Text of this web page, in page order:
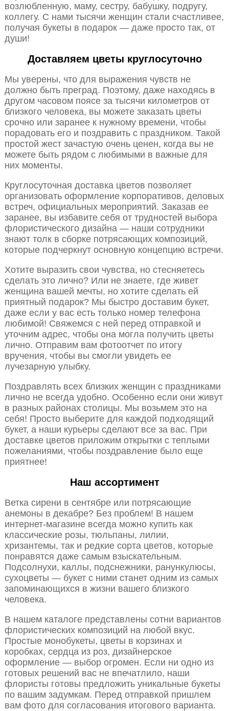
возлюбленную, маму, сестру, бабушку, подругу,
коллегу. С нами тысячи женщин стали счастливее,
получая букеты в подарок — даже просто так, от
души!
Доставляем цветы круглосуточно
Мы уверены, что для выражения чувств не
должно быть преград. Поэтому, даже находясь в
другом часовом поясе за тысячи километров от
близкого человека, вы можете заказать цветы
срочно или заранее к нужному времени, чтобы
порадовать его и поздравить с праздником. Такой
простой жест зачастую очень ценен, когда вы не
можете быть рядом с любимыми в важные для
них моменты.
Круглосуточная доставка цветов позволяет
организовать оформление корпоративов, деловых
встреч, официальных мероприятий. Заказав ее
заранее, вы избавите себя от трудностей выбора
флористического дизайна — наши сотрудники
знают толк в сборке потрясающих композиций,
которые подчеркнут основную концепцию встречи.
Хотите выразить свои чувства, но стесняетесь
сделать это лично? Или не знаете, где живет
женщина вашей мечты, но хотите сделать ей
приятный подарок? Мы быстро доставим букет,
даже если у вас есть только номер телефона
любимой! Свяжемся с ней перед отправкой и
уточним адрес, чтобы она могла получить цветы
лично. Отправим вам фотоотчет по итогу
вручения, чтобы вы смогли увидеть ее
лучезарную улыбку.
Поздравлять всех близких женщин с праздниками
лично не всегда удобно. Особенно если они живут
в разных районах столицы. Мы возьмем это на
себя! Просто выберите для каждой подходящий
букет, а наши курьеры сделают все за вас. При
доставке цветов приложим открытки с теплыми
пожеланиями, чтобы поздравление было еще
приятнее!
Наш ассортимент
Ветка сирени в сентябре или потрясающие
анемоны в декабре? Без проблем! В нашем
интернет-магазине всегда можно купить как
классические розы, тюльпаны, лилии,
хризантемы, так и редкие сорта цветов, которые
понравятся даже самым взыскательным.
Подсолнухи, каллы, подснежники, ранункулюсы,
сухоцветы — букет с ними станет одним из самых
запоминающихся в жизни вашего близкого
человека.
В нашем каталоге представлены сотни вариантов
флористических композиций на любой вкус.
Простые монобукеты, цветы в корзинах и
коробках, сердца из роз, дизайнерское
оформление — выбор огромен. Если ни одно из
готовых решений вас не впечатлило, наши
флористы готовы предложить уникальные букеты
по вашим задумкам. Перед отправкой пришлем
вам фото для согласования итогового варианта.